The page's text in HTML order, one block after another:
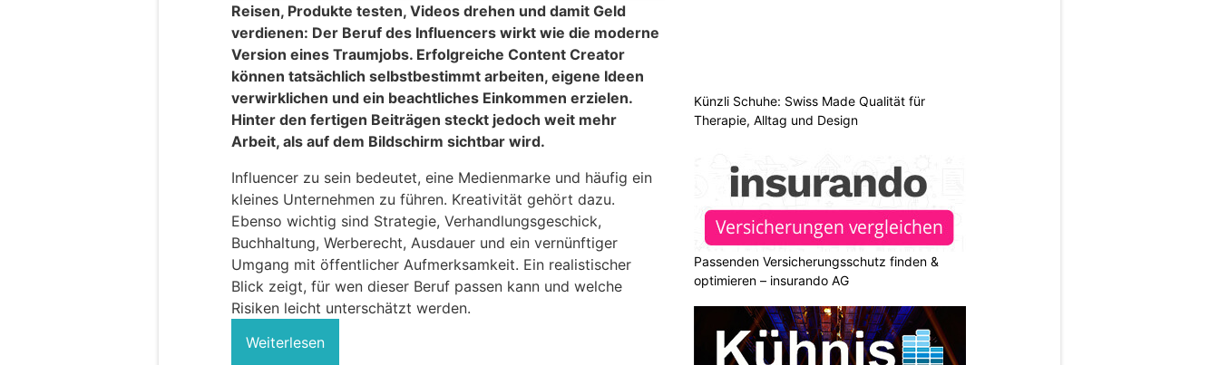
Reisen, Produkte testen, Videos drehen und damit Geld
verdienen: Der Beruf des Influencers wirkt wie die moderne
Version eines Traumjobs. Erfolgreiche Content Creator
können tatsächlich selbstbestimmt arbeiten, eigene Ideen
verwirklichen und ein beachtliches Einkommen erzielen.
Hinter den fertigen Beiträgen steckt jedoch weit mehr
Arbeit, als auf dem Bildschirm sichtbar wird.
Influencer zu sein bedeutet, eine Medienmarke und häufig ein
kleines Unternehmen zu führen. Kreativität gehört dazu.
Ebenso wichtig sind Strategie, Verhandlungsgeschick,
Buchhaltung, Werberecht, Ausdauer und ein vernünftiger
Umgang mit öffentlicher Aufmerksamkeit. Ein realistischer
Blick zeigt, für wen dieser Beruf passen kann und welche
Risiken leicht unterschätzt werden.
Weiterlesen
Künzli Schuhe: Swiss Made Qualität für
Therapie, Alltag und Design
Passenden Versicherungsschutz finden &
optimieren – insurando AG